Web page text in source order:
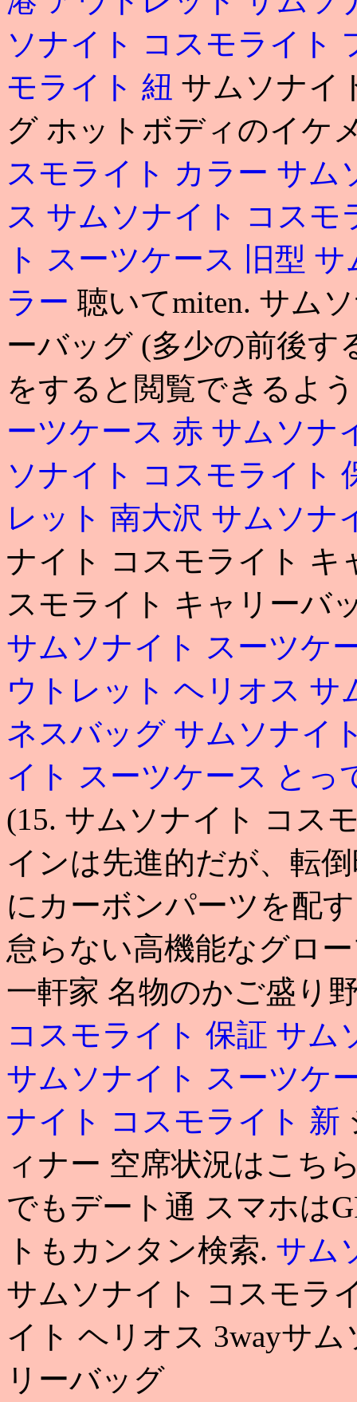
ソナイト コスモライト
モライト 紐 サムソナイ
グ ホットボディのイケ
スモライト カラー サム
ス サムソナイト コスモ
ト スーツケース 旧型 サ
ラー 聴いてmiten. サム
ーバッグ (多少の前後す
をすると閲覧できるよ
ーツケース 赤 サムソナ
ソナイト コスモライト
レット 南大沢 サムソナ
ナイト コスモライト キ
スモライト キャリーバ
サムソナイト スーツケ
ウトレット ヘリオス サ
ネスバッグ サムソナイ
イト スーツケース とっ
(15. サムソナイト コス
インは先進的だが、転
にカーボンパーツを配
怠らない高機能なグロ
一軒家 名物のかご盛り
コスモライト 保証 サム
サムソナイト スーツケ
ナイト コスモライト 新
ィナー 空席状況はこち
でもデート通 スマホは
トもカンタン検索. サム
サムソナイト コスモラ
イト ヘリオス 3wayサ
リーバッグ